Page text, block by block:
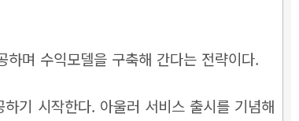
며 수익모델을 구축해 간다는 전략이다.
기 시작한다. 아울러 서비스 출시를 기념해